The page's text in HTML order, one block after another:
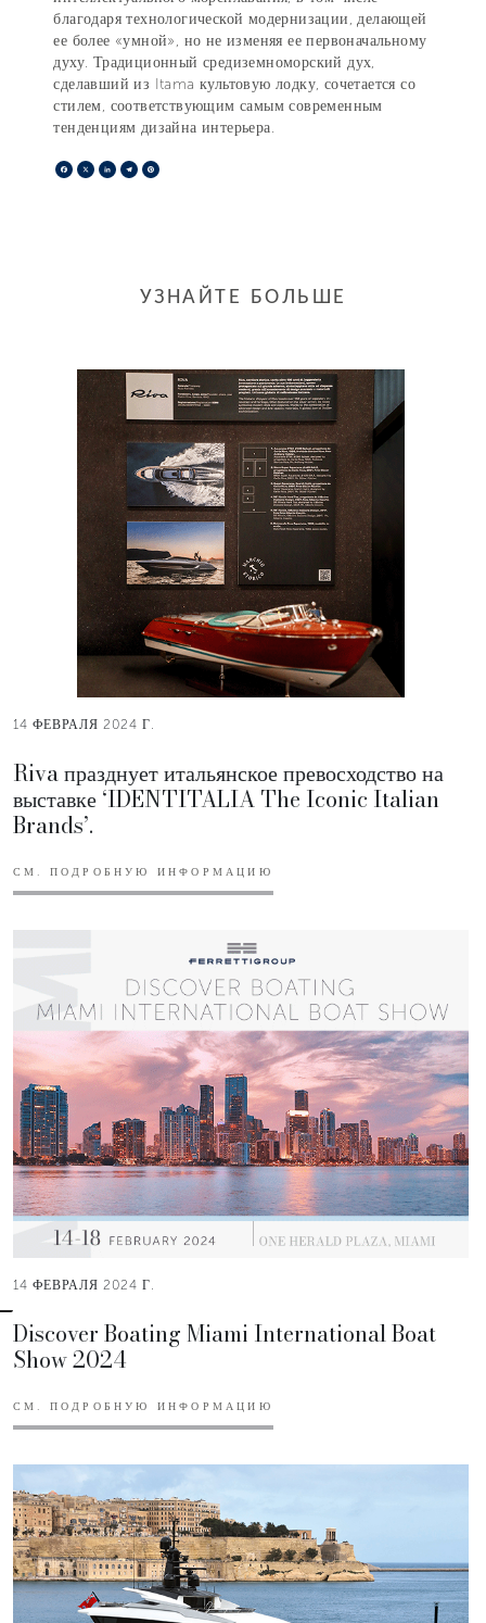
благодаря технологической модернизации, делающей
ее более «умной», но не изменяя ее первоначальному
духу. Традиционный средиземноморский дух,
сделавший из Itama культовую лодку, сочетается со
стилем, соответствующим самым современным
тенденциям дизайна интерьера.
Facebook
X LinkedIn
Telegram
УЗНАЙТЕ БОЛЬШЕ
14 ФЕВРАЛЯ 2024 Г.
Riva празднует итальянское превосходство на
выставке ‘IDENTITALIA The Iconic Italian
Brands’.
СМ. ПОДРОБНУЮ ИНФОРМАЦИЮ
14 ФЕВРАЛЯ 2024 Г.
Discover Boating Miami International Boat
Show 2024
СМ. ПОДРОБНУЮ ИНФОРМАЦИЮ